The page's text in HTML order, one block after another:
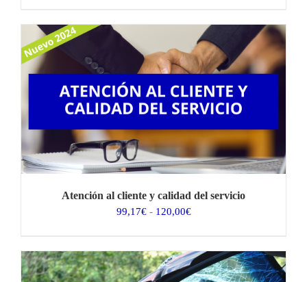
desde
78,51€
hasta
95,00€
Atención al cliente y calidad del servicio
99,17€ - 120,00€Rango
desde
99,17€